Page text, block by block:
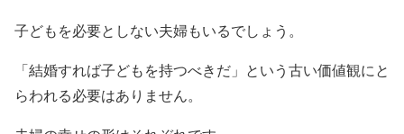
子どもを必要としない夫婦もいるでしょう。
「結婚すれば子どもを持つべきだ」という古い価値観にと
らわれる必要はありません。